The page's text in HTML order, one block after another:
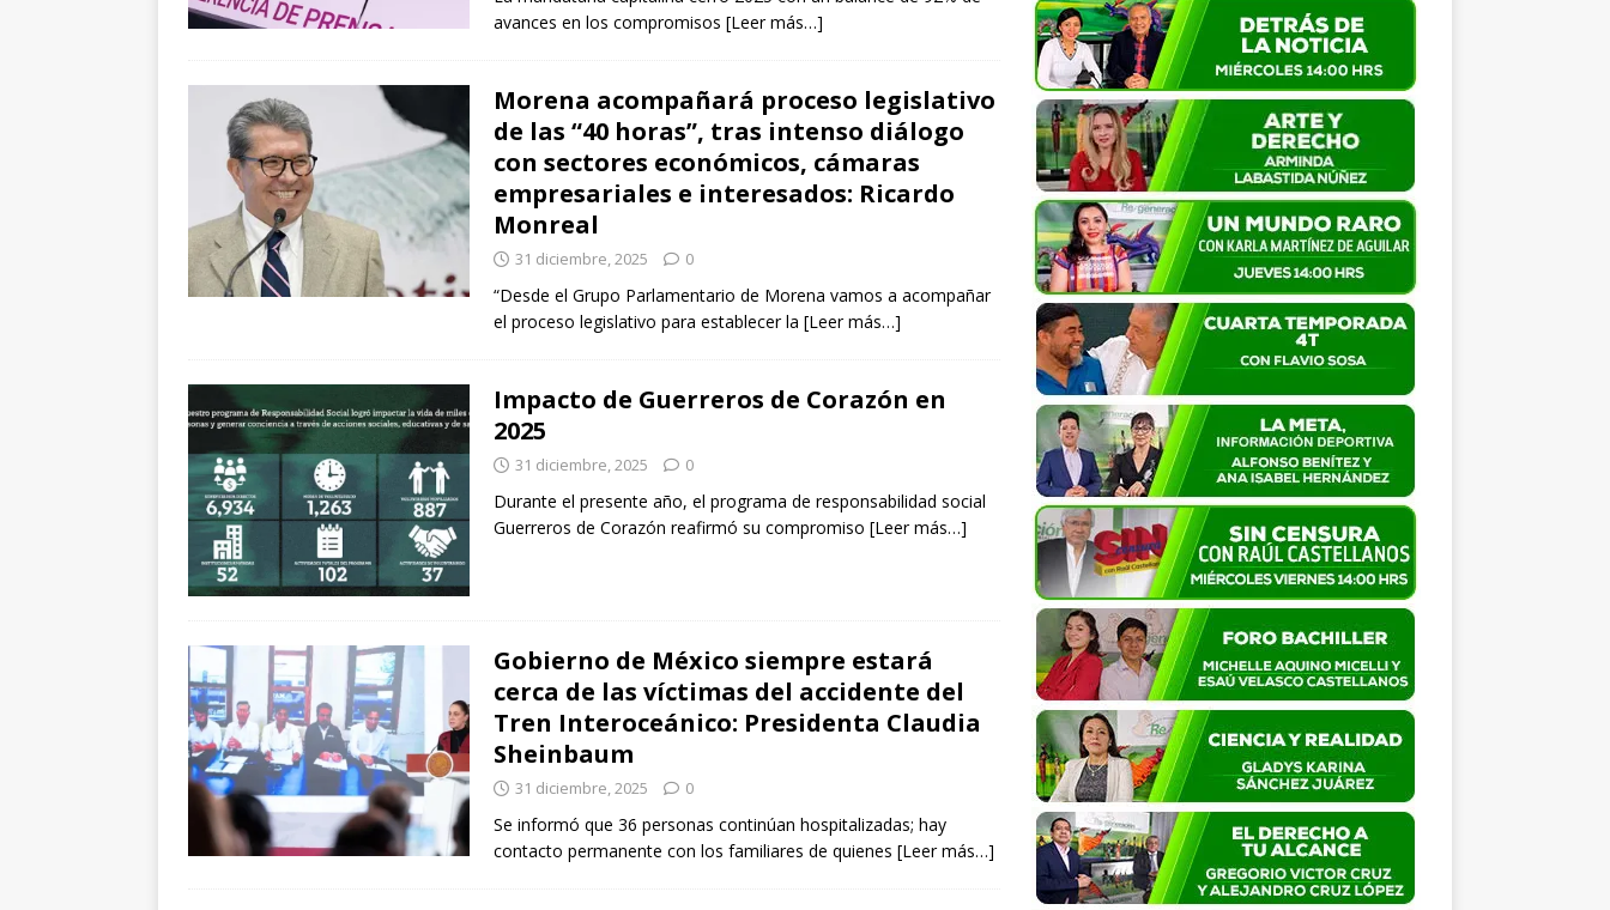
avances en los compromisos [Leer más…]
Morena acompañará proceso legislativo
de las “40 horas”, tras intenso diálogo
con sectores económicos, cámaras
empresariales e interesados: Ricardo
Monreal
31 diciembre, 2025 0
“Desde el Grupo Parlamentario de Morena vamos a acompañar
el proceso legislativo para establecer la [Leer más…]
Impacto de Guerreros de Corazón en
2025
31 diciembre, 2025 0
Durante el presente año, el programa de responsabilidad social
Guerreros de Corazón reafirmó su compromiso [Leer más…]
Gobierno de México siempre estará
cerca de las víctimas del accidente del
Tren Interoceánico: Presidenta Claudia
Sheinbaum
31 diciembre, 2025 0
Se informó que 36 personas continúan hospitalizadas; hay
contacto permanente con los familiares de quienes [Leer más…]